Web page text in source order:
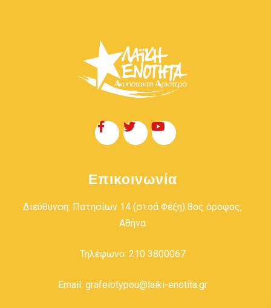
Επικοινωνία
Διεύθυνση: Πατησίων 14 (στοά Φέξη) 8ος όροφος,
Αθήνα
Τηλέφωνο: 210 3800067
Email: grafeiotypou@laiki-enotita.gr